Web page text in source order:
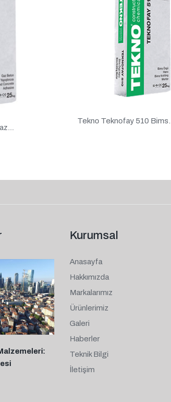
Tekno Teknofay 510 Bims...
Kurumsal
Anasayfa
Hakkımızda
Markalarımız
Ürünlerimiz
Galeri
Haberler
Teknik Bilgi
İletişim